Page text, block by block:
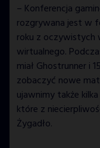
– Konferencja
rozgrywana jest w
roku z oczywistych
wirtualnego.
miał Ghostrunner i
zobaczyć nowe
ujawnimy także
które z
Żygadło.
We’ll